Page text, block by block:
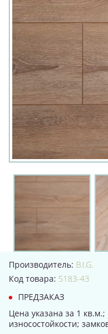
Производитель: B.I.G.
Код товара: 5183-43
ПРЕДЗАКАЗ
Цена указана за 1 кв.м.;
износостойкости;